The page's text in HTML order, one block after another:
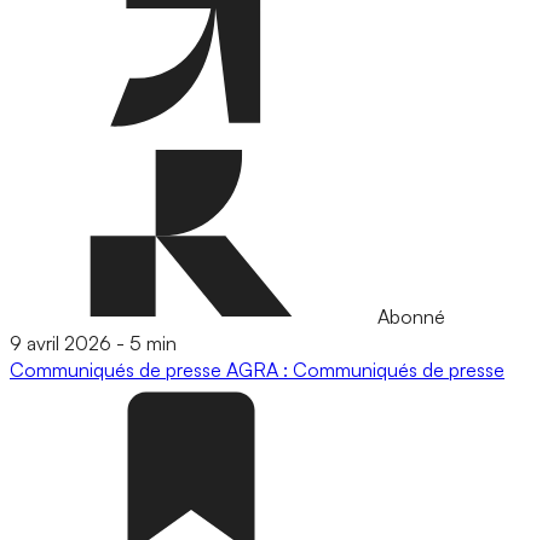
Abonné
9 avril 2026 - 5 min
Communiqués de presse AGRA : Communiqués de presse